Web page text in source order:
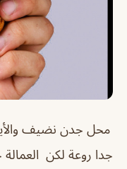
محل جدن نضيف
جدا روعة لكن